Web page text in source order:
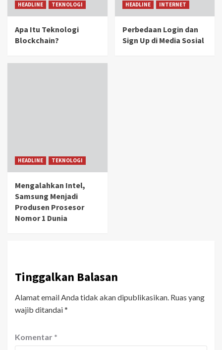
HEADLINE TEKNOLOGI
Apa Itu Teknologi
Blockchain?
HEADLINE INTERNET
Perbedaan Login dan
Sign Up di Media Sosial
HEADLINE TEKNOLOGI
Mengalahkan Intel,
Samsung Menjadi
Produsen Prosesor
Nomor 1 Dunia
Tinggalkan Balasan
Alamat email Anda tidak akan dipublikasikan. Ruas yang
wajib ditandai*
Komentar *